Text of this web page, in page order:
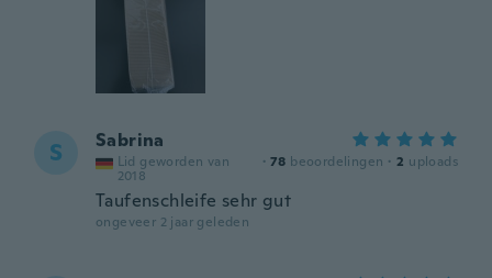
S Sabrina
Lid geworden van
2018
· 78 beoordelingen · 2 uploads
Taufenschleife sehr gut
ongeveer 2 jaar geleden